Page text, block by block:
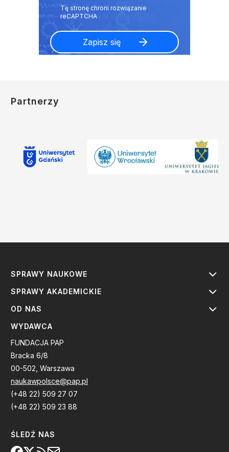
Partnerzy
SPRAWY NAUKOWE
SPRAWY AKADEMICKIE
OD NAS
WYDAWCA
FUNDACJA PAP
Bracka 6/8
00-502, Warszawa
naukawpolsce@pap.pl
(+48 22) 509 27 07
(+48 22) 509 23 88
ŚLEDŹ NAS